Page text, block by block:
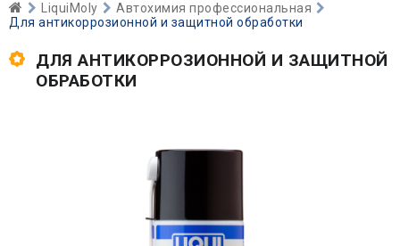
LiquiMoly
Автохимия профессиональная
Для антикоррозионной и защитной обработки
ДЛЯ АНТИКОРРОЗИОННОЙ И ЗАЩИТНОЙ
ОБРАБОТКИ